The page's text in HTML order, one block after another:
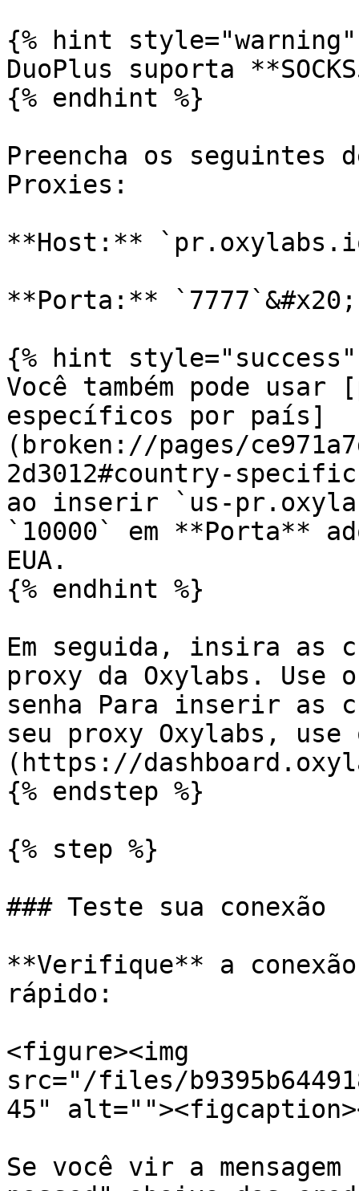
{% hint style="warning"
DuoPlus suporta
{% endhint %}
Preencha os seguintes
Proxies:
**Host:**
**Porta:** `7777`&#x20;
{% hint style="success"
Você também pode usar
específicos por país]
(broken://pages/
2d3012#country-
ao inserir `us-
`10000` em **Porta**
EUA.
{% endhint %}
Em seguida, insira as
proxy da Oxylabs. Use
senha Para inserir as
seu proxy Oxylabs, use
(https://
{% endstep %}
{% step %}
### Teste sua conexão
**Verifique** a
rápido:
<figure><img
src="/files/
45"
Se você vir a